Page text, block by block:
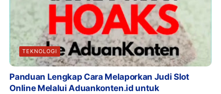
TEKNOLOGI
Panduan Lengkap Cara Melaporkan Judi Slot
Online Melalui Aduankonten.id untuk